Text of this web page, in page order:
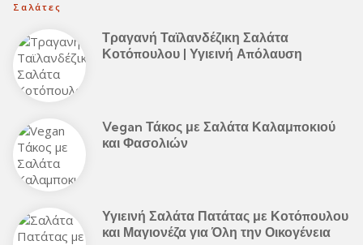
Σαλάτες
Τραγανή Ταϊλανδέζικη Σαλάτα
Κοτόπουλου | Υγιεινή Απόλαυση
Vegan Τάκος με Σαλάτα Καλαμποκιού
και Φασολιών
Υγιεινή Σαλάτα Πατάτας με Κοτόπουλου
και Μαγιονέζα για Όλη την Οικογένεια